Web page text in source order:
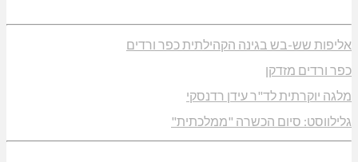
אליפות שש-בש בגינה הקהילתית כפר ורדים
כפר ורדים מזדקן
מלגה יוקרתית לד"ר עידן רדנסקי
גלילווסט: סיום הכשרה "ממלכתית"